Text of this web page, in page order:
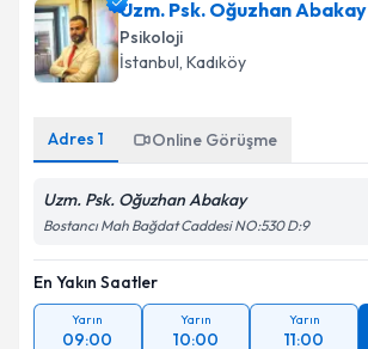
Uzm. Psk. Oğuzhan Abakay
Psikoloji
İstanbul , Kadıköy
Adres 1 Online Görüşme
Uzm. Psk. Oğuzhan Abakay
Bostancı Mah Bağdat Caddesi NO:530 D:9
En Yakın Saatler
Yarın
09:00
Yarın
10:00
Yarın
11:00